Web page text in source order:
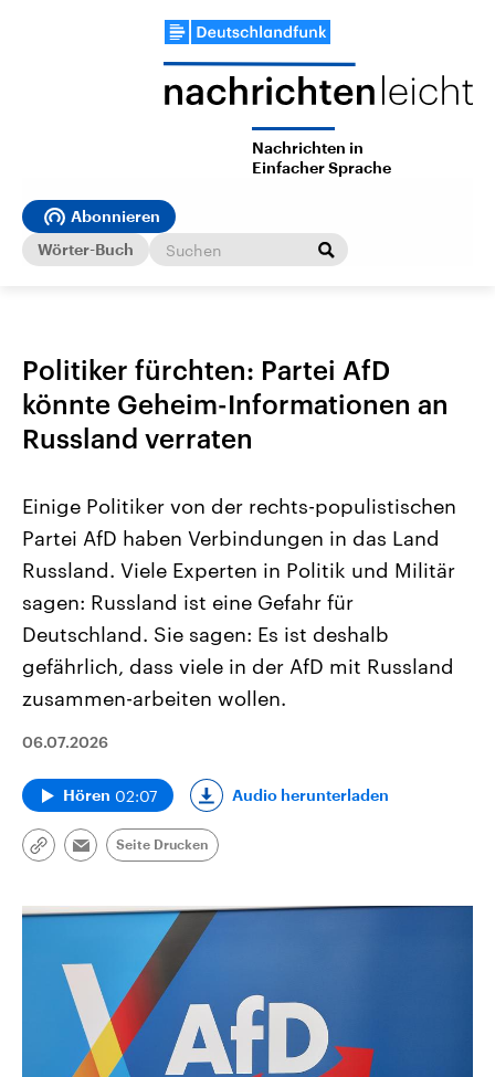
Nachrichten in
Einfacher Sprache
Abonnieren
Wörter-Buch
Politiker fürchten: Partei AfD
könnte Geheim-Informationen an
Russland verraten
Einige Politiker von der rechts-populistischen
Partei AfD haben Verbindungen in das Land
Russland. Viele Experten in Politik und Militär
sagen: Russland ist eine Gefahr für
Deutschland. Sie sagen: Es ist deshalb
gefährlich, dass viele in der AfD mit Russland
zusammen-arbeiten wollen.
06.07.2026
Hören 02:07 Audio herunterladen
Link
Email
Seite Drucken